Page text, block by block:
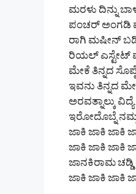
ಮರಳು ದಿನ್ನು
ಪಂಚರ್ ಅಂಗಡಿ
ರಾಗಿ ಮಷೀನ್
ರಿಯಲ್ ಎಸ್ಟೇಟ್
ಮೇಕೆ ತಿನ್ನದ
ಇವನು ತಿನ್ನದ
ಅರವತ್ನಾಲ್ಕು
ಇರೋದೊಬ್ನೆ ನಮ್ಮ
ಜಾಕಿ ಜಾಕಿ ಜಾಕಿ
ಜಾಕಿ ಜಾಕಿ ಜಾಕಿ
ಜಾನಕಿರಾಮ ಚಡ್ಡಿ
ಜಾಕಿ ಜಾಕಿ ಜಾಕಿ